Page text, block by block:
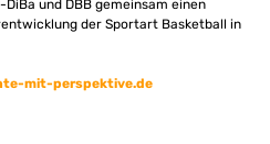
und DBB gemeinsam einen
der Sportart Basketball in
mit-perspektive.de